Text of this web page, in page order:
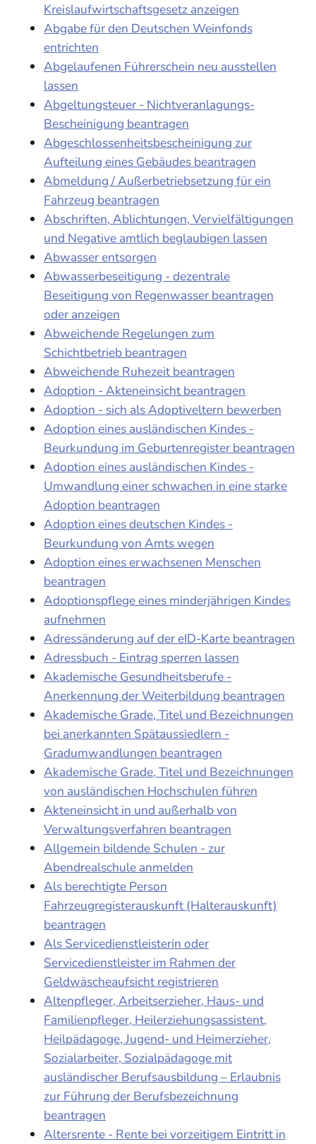
Kreislaufwirtschaftsgesetz anzeigen
Abgabe für den Deutschen Weinfonds
entrichten
Abgelaufenen Führerschein neu ausstellen
lassen
Abgeltungsteuer - Nichtveranlagungs-
Bescheinigung beantragen
Abgeschlossenheitsbescheinigung zur
Aufteilung eines Gebäudes beantragen
Abmeldung / Außerbetriebsetzung für ein
Fahrzeug beantragen
Abschriften, Ablichtungen, Vervielfältigungen
und Negative amtlich beglaubigen lassen
Abwasser entsorgen
Abwasserbeseitigung - dezentrale
Beseitigung von Regenwasser beantragen
oder anzeigen
Abweichende Regelungen zum
Schichtbetrieb beantragen
Abweichende Ruhezeit beantragen
Adoption - Akteneinsicht beantragen
Adoption - sich als Adoptiveltern bewerben
Adoption eines ausländischen Kindes -
Beurkundung im Geburtenregister beantragen
Adoption eines ausländischen Kindes -
Umwandlung einer schwachen in eine starke
Adoption beantragen
Adoption eines deutschen Kindes -
Beurkundung von Amts wegen
Adoption eines erwachsenen Menschen
beantragen
Adoptionspflege eines minderjährigen Kindes
aufnehmen
Adressänderung auf der eID-Karte beantragen
Adressbuch - Eintrag sperren lassen
Akademische Gesundheitsberufe -
Anerkennung der Weiterbildung beantragen
Akademische Grade, Titel und Bezeichnungen
bei anerkannten Spätaussiedlern -
Gradumwandlungen beantragen
Akademische Grade, Titel und Bezeichnungen
von ausländischen Hochschulen führen
Akteneinsicht in und außerhalb von
Verwaltungsverfahren beantragen
Allgemein bildende Schulen - zur
Abendrealschule anmelden
Als berechtigte Person
Fahrzeugregisterauskunft (Halterauskunft)
beantragen
Als Servicedienstleisterin oder
Servicedienstleister im Rahmen der
Geldwäscheaufsicht registrieren
Altenpfleger, Arbeitserzieher, Haus- und
Familienpfleger, Heilerziehungsassistent,
Heilpädagoge, Jugend- und Heimerzieher,
Sozialarbeiter, Sozialpädagoge mit
ausländischer Berufsausbildung – Erlaubnis
zur Führung der Berufsbezeichnung
beantragen
Altersrente - Rente bei vorzeitigem Eintritt in